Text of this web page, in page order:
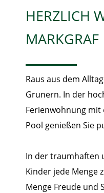
HERZLICH
MARKGRAF
Raus aus dem
Grunern. In der
Ferienwohnung mit
Pool genießen Sie
In der traumhaften
Kinder jede Menge
Menge Freude und